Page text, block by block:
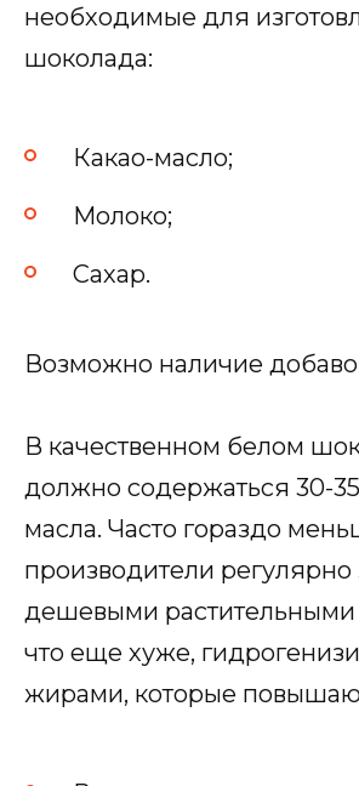
необходимые для
шоколада:
Какао-масло;
Молоко;
Сахар.
Возможно наличие
В качественном белом
должно содержаться 30-
масла. Часто гораздо
производители
дешевыми
что еще хуже,
жирами, которые